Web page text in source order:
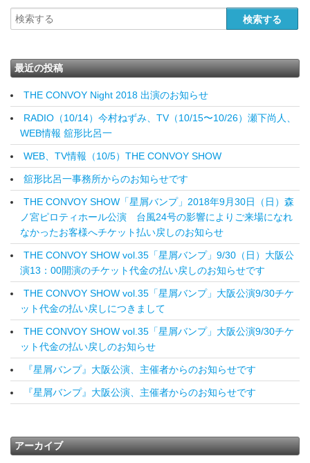
最近の投稿
THE CONVOY Night 2018 出演のお知らせ
RADIO（10/14）今村ねずみ、TV（10/15〜10/26）瀬下尚人、
WEB情報 舘形比呂一
WEB、TV情報（10/5）THE CONVOY SHOW
舘形比呂一事務所からのお知らせです
THE CONVOY SHOW「星屑バンプ」2018年9月30日（日）森
ノ宮ピロティホール公演 台風24号の影響によりご来場になれ
なかったお客様へチケット払い戻しのお知らせ
THE CONVOY SHOW vol.35「星屑バンプ」9/30（日）大阪公
演13：00開演のチケット代金の払い戻しのお知らせです
THE CONVOY SHOW vol.35「星屑バンプ」大阪公演9/30チケ
ット代金の払い戻しにつきまして
THE CONVOY SHOW vol.35「星屑バンプ」大阪公演9/30チケ
ット代金の払い戻しのお知らせ
『星屑バンプ』大阪公演、主催者からのお知らせです
『星屑バンプ』大阪公演、主催者からのお知らせです
アーカイブ